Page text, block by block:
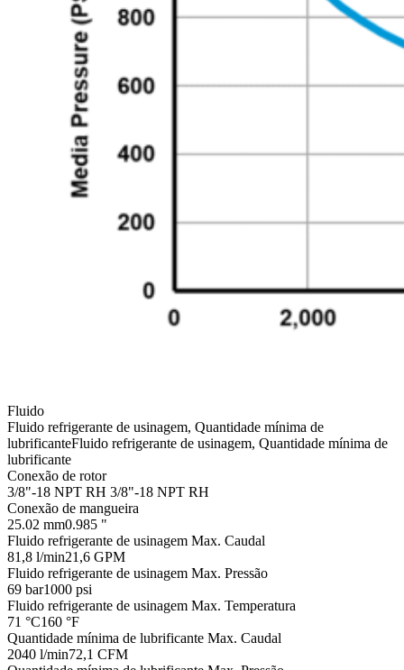
Fluido
Fluido refrigerante de usinagem, Quantidade mínima de
lubrificanteFluido refrigerante de usinagem, Quantidade mínima de
lubrificante
Conexão de rotor
3/8"-18 NPT RH 3/8"-18 NPT RH
Conexão de mangueira
25.02 mm0.985 "
Fluido refrigerante de usinagem Max. Caudal
81,8 l/min21,6 GPM
Fluido refrigerante de usinagem Max. Pressão
69 bar1000 psi
Fluido refrigerante de usinagem Max. Temperatura
71 °C160 °F
Quantidade mínima de lubrificante Max. Caudal
2040 l/min72,1 CFM